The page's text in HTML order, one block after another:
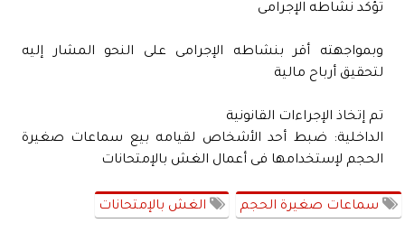
تؤكد نشاطه الإجرامى
وبمواجهته أقر بنشاطه الإجرامى على النحو المشار إليه
لتحقيق أرباح مالية
تم إتخاذ الإجراءات القانونية
الداخلية: ضبط أحد الأشخاص لقيامه بيع سماعات صغيرة
الحجم لإستخدامها فى أعمال الغش بالإمتحانات
سماعات صغيرة الحجم الغش بالإمتحانات